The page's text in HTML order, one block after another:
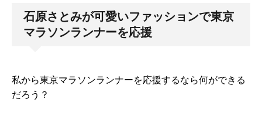
石原さとみが可愛いファッションで東京
マラソンランナーを応援
私から東京マラソンランナーを応援するなら何ができる
だろう？